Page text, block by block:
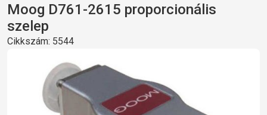
Moog D761-2615 proporcionális
szelep
Cikkszám: 5544